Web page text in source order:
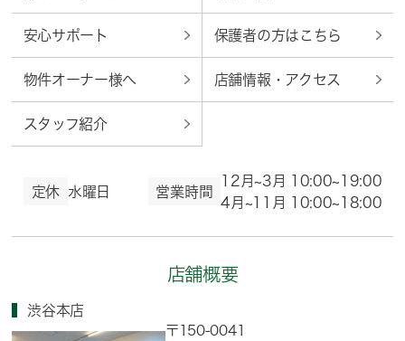
安心サポート 保護者の方はこちら
物件オーナー様へ 店舗情報・アクセス
スタッフ紹介
定休 水曜日 営業時間
12月~3月 10:00~19:00
4月~11月 10:00~18:00
店舗概要
渋谷本店
〒150-0041